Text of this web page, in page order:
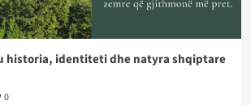
historia, identiteti dhe natyra shqiptare
0